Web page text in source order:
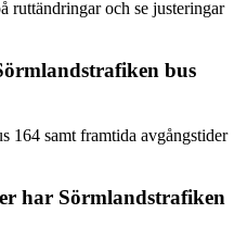
ruttändringar och se justeringar
bus
164 samt framtida avgångstider
har Sörmlandstrafiken